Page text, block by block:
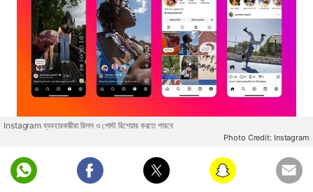
Instagram ব্যবহারকারীরা রিলস ও পোস্ট রিশেয়ার করতে পারবে
Photo Credit: Instagram